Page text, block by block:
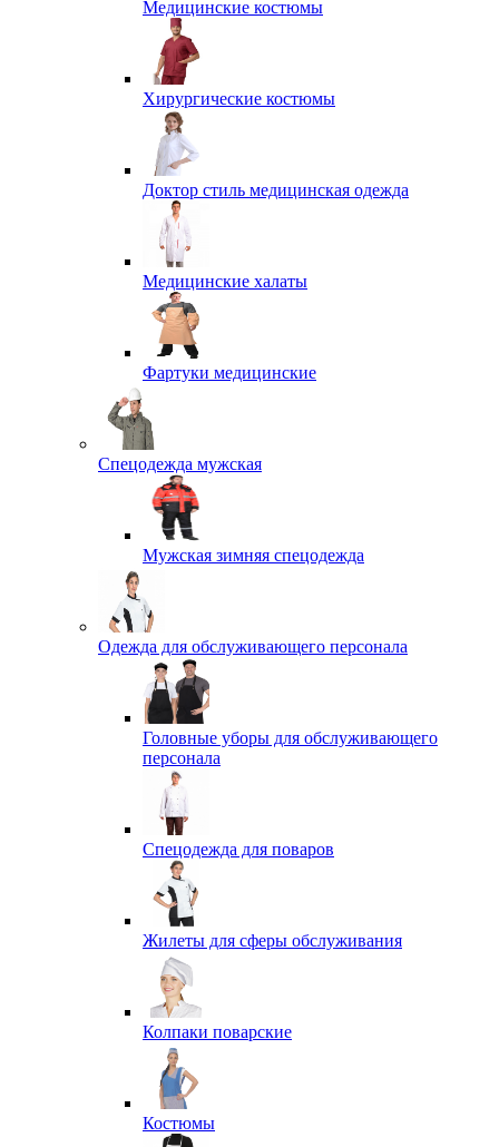
Медицинские костюмы
Хирургические костюмы
Доктор стиль медицинская одежда
Медицинские халаты
Фартуки медицинские
Спецодежда мужская
Мужская зимняя спецодежда
Одежда для обслуживающего персонала
Головные уборы для обслуживающего
персонала
Спецодежда для поваров
Жилеты для сферы обслуживания
Колпаки поварские
Костюмы